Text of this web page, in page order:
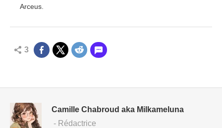
Arceus.
3
Camille Chabroud aka Milkameluna
- Rédactrice